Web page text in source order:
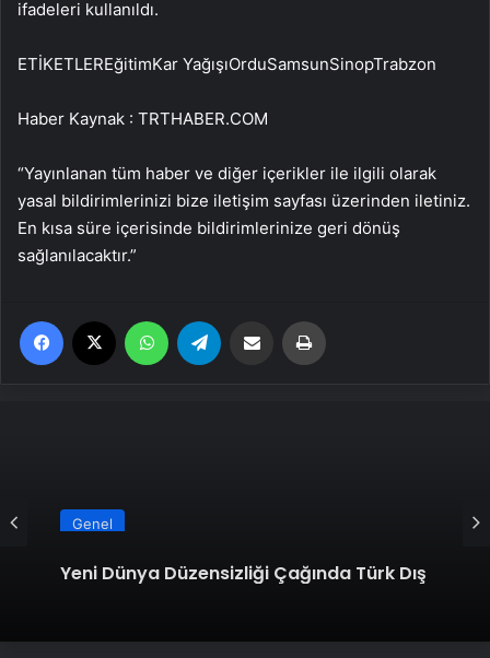
ifadeleri kullanıldı.
ETİKETLEREğitimKar YağışıOrduSamsunSinopTrabzon
Haber Kaynak : TRTHABER.COM
“Yayınlanan tüm haber ve diğer içerikler ile ilgili olarak
yasal bildirimlerinizi bize iletişim sayfası üzerinden iletiniz.
En kısa süre içerisinde bildirimlerinize geri dönüş
sağlanılacaktır.”
Facebook WhatsApp Email'den paylaş
Genel
Politikası ve Hakan Fidan Faktörü